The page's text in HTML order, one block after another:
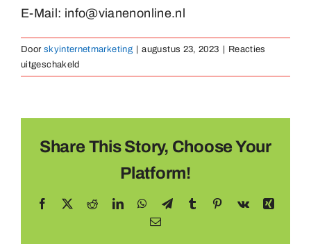
Magnete
Kontakt
E-Mail: info@vianenonline.nl
Door skyinternetmarketing | augustus 23, 2023 | Reacties
uitgeschakeldvoor
Haben
Frage?
Share This Story, Choose Your
Platform!
Facebook RedditLinkedInWhatsApp
TelegramTumblr Pinterest
Vk
Xing
E-